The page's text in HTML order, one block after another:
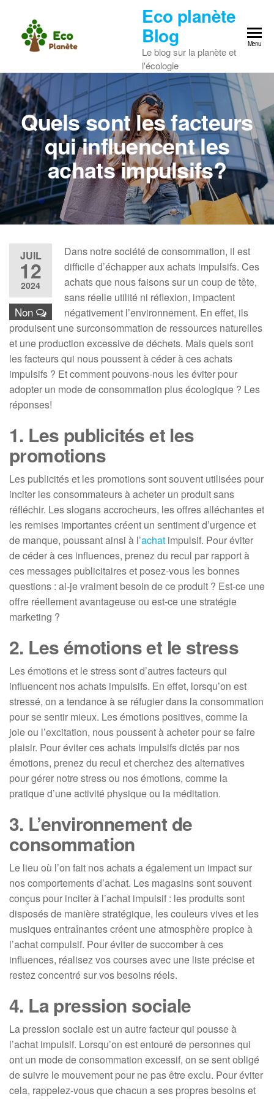
content
Eco planète
Blog
Le blog sur la planète et
l'écologie
Menu
Quels sont les facteurs
qui influencent les
achats impulsifs?
JUIL
12
2024
Non
Dans notre société de consommation, il est
difficile d’échapper aux achats impulsifs. Ces
achats que nous faisons sur un coup de tête,
sans réelle utilité ni réflexion, impactent
négativement l’environnement. En effet, ils
produisent une surconsommation de ressources naturelles
et une production excessive de déchets. Mais quels sont
les facteurs qui nous poussent à céder à ces achats
impulsifs ? Et comment pouvons-nous les éviter pour
adopter un mode de consommation plus écologique ? Les
réponses!
1. Les publicités et les
promotions
Les publicités et les promotions sont souvent utilisées pour
inciter les consommateurs à acheter un produit sans
réfléchir. Les slogans accrocheurs, les offres alléchantes et
les remises importantes créent un sentiment d’urgence et
de manque, poussant ainsi à l’achat impulsif. Pour éviter
de céder à ces influences, prenez du recul par rapport à
ces messages publicitaires et posez-vous les bonnes
questions : ai-je vraiment besoin de ce produit ? Est-ce une
offre réellement avantageuse ou est-ce une stratégie
marketing ?
2. Les émotions et le stress
Les émotions et le stress sont d’autres facteurs qui
influencent nos achats impulsifs. En effet, lorsqu’on est
stressé, on a tendance à se réfugier dans la consommation
pour se sentir mieux. Les émotions positives, comme la
joie ou l’excitation, nous poussent à acheter pour se faire
plaisir. Pour éviter ces achats impulsifs dictés par nos
émotions, prenez du recul et cherchez des alternatives
pour gérer notre stress ou nos émotions, comme la
pratique d’une activité physique ou la méditation.
3. L’environnement de
consommation
Le lieu où l’on fait nos achats a également un impact sur
nos comportements d’achat. Les magasins sont souvent
conçus pour inciter à l’achat impulsif : les produits sont
disposés de manière stratégique, les couleurs vives et les
musiques entraînantes créent une atmosphère propice à
l’achat compulsif. Pour éviter de succomber à ces
influences, réalisez vos courses avec une liste précise et
restez concentré sur vos besoins réels.
4. La pression sociale
La pression sociale est un autre facteur qui pousse à
l’achat impulsif. Lorsqu’on est entouré de personnes qui
ont un mode de consommation excessif, on se sent obligé
de suivre le mouvement pour ne pas être exclu. Pour éviter
cela, rappelez-vous que chacun a ses propres besoins et